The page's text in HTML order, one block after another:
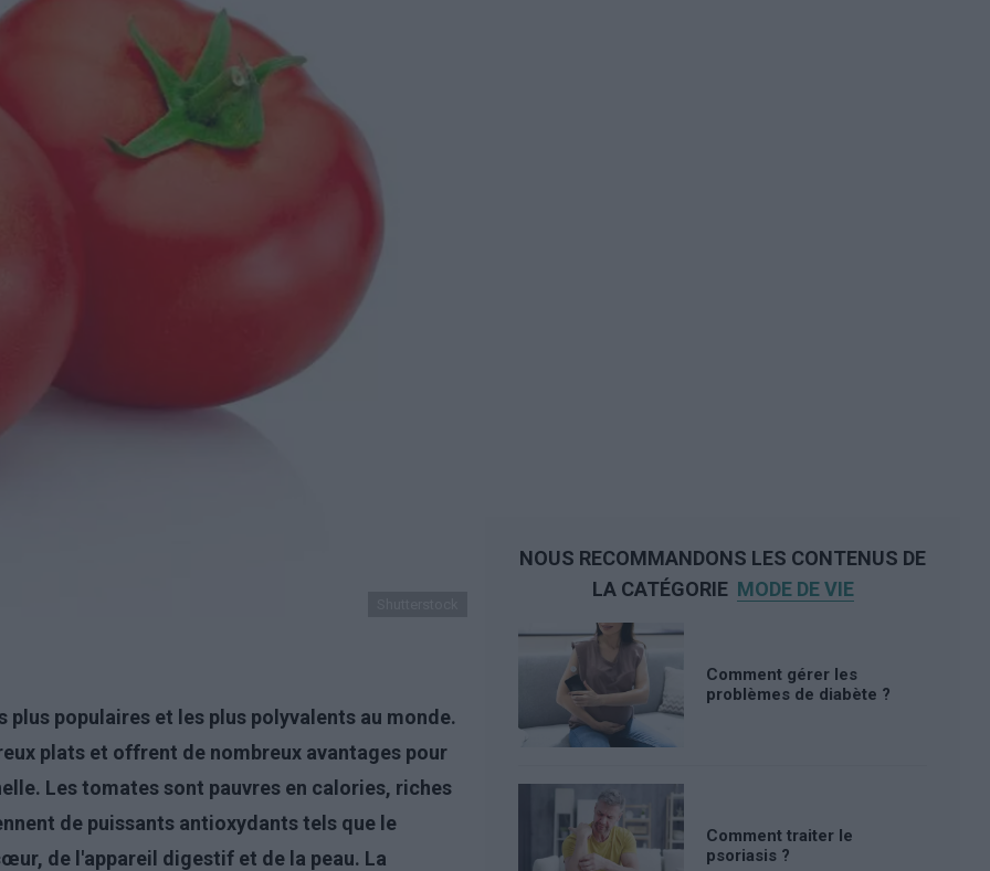
plus populaires et les plus polyvalents au monde.
plats et offrent de nombreux avantages pour
Les tomates sont pauvres en calories, riches
de puissants antioxydants tels que le
de l'appareil digestif et de la peau. La
NOUS RECOMMANDONS LES CONTENUS DE
LA CATÉGORIE MODE DE VIE
Comment gérer les
problèmes de diabète ?
Comment traiter le
psoriasis ?